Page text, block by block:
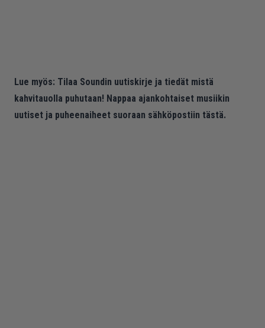
Lue myös: Tilaa Soundin uutiskirje ja tiedät mistä
kahvitauolla puhutaan! Nappaa ajankohtaiset musiikin
uutiset ja puheenaiheet suoraan sähköpostiin tästä.